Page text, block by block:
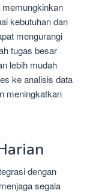
kebutuhan dan
mengurangi
tugas besar
lebih mudah
ke analisis data
meningkatkan
dengan
segala